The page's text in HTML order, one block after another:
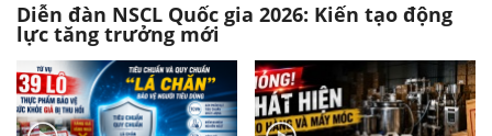
Diễn đàn NSCL Quốc gia 2026: Kiến tạo động
lực tăng trưởng mới